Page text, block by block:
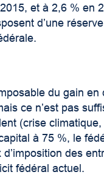
et à 2,6 % en
d’une
du gain
ce n’est pas
(crise
à 75 %, le
des
fédéral actuel.